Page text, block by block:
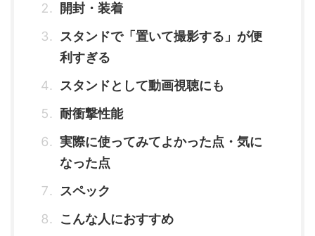
開封・装着
スタンドで「置いて撮影する」が便
利すぎる
スタンドとして動画視聴にも
耐衝撃性能
実際に使ってみてよかった点・気に
なった点
スペック
こんな人におすすめ